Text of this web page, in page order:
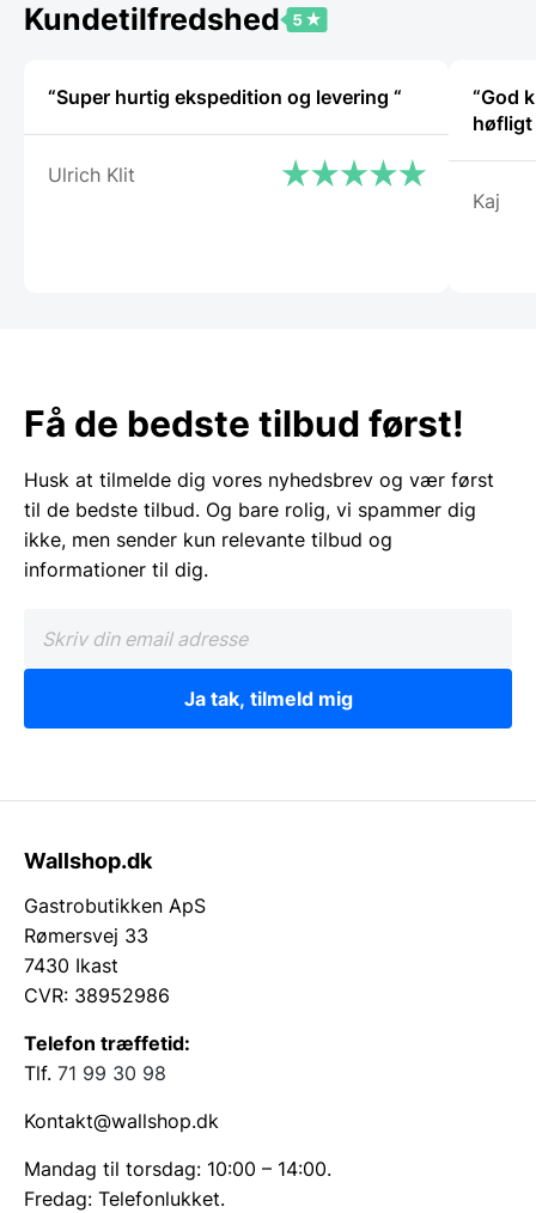
Kundetilfredshed
“Super hurtig ekspedition og levering “
Ulrich Klit
“God
høfligt
Kaj
Få de bedste tilbud først!
Husk at tilmelde dig vores nyhedsbrev og vær først
til de bedste tilbud. Og bare rolig, vi spammer dig
ikke, men sender kun relevante tilbud og
informationer til dig.
Ja tak, tilmeld mig
Wallshop.dk
Gastrobutikken ApS
Rømersvej 33
7430 Ikast
CVR: 38952986
Telefon træffetid:
Tlf. 71 99 30 98
Kontakt@wallshop.dk
Mandag til torsdag: 10:00 – 14:00.
Fredag: Telefonlukket.